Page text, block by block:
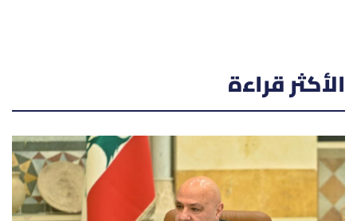
الأكثر قراءة